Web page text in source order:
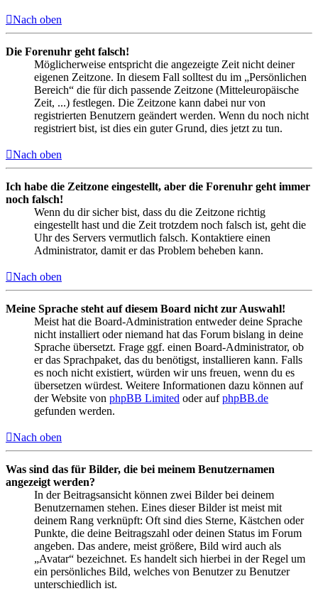
Nach oben
Die Forenuhr geht falsch!
Möglicherweise entspricht die angezeigte Zeit nicht deiner
eigenen Zeitzone. In diesem Fall solltest du im „Persönlichen
Bereich“ die für dich passende Zeitzone (Mitteleuropäische
Zeit, ...) festlegen. Die Zeitzone kann dabei nur von
registrierten Benutzern geändert werden. Wenn du noch nicht
registriert bist, ist dies ein guter Grund, dies jetzt zu tun.
Nach oben
Ich habe die Zeitzone eingestellt, aber die Forenuhr geht immer
noch falsch!
Wenn du dir sicher bist, dass du die Zeitzone richtig
eingestellt hast und die Zeit trotzdem noch falsch ist, geht die
Uhr des Servers vermutlich falsch. Kontaktiere einen
Administrator, damit er das Problem beheben kann.
Nach oben
Meine Sprache steht auf diesem Board nicht zur Auswahl!
Meist hat die Board-Administration entweder deine Sprache
nicht installiert oder niemand hat das Forum bislang in deine
Sprache übersetzt. Frage ggf. einen Board-Administrator, ob
er das Sprachpaket, das du benötigst, installieren kann. Falls
es noch nicht existiert, würden wir uns freuen, wenn du es
übersetzen würdest. Weitere Informationen dazu können auf
der Website von phpBB Limited oder aufphpBB.de
gefunden werden.
Nach oben
Was sind das für Bilder, die bei meinem Benutzernamen
angezeigt werden?
In der Beitragsansicht können zwei Bilder bei deinem
Benutzernamen stehen. Eines dieser Bilder ist meist mit
deinem Rang verknüpft: Oft sind dies Sterne, Kästchen oder
Punkte, die deine Beitragszahl oder deinen Status im Forum
angeben. Das andere, meist größere, Bild wird auch als
„Avatar“ bezeichnet. Es handelt sich hierbei in der Regel um
ein persönliches Bild, welches von Benutzer zu Benutzer
unterschiedlich ist.